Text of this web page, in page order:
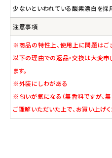
少ないといわれている酸素漂白を採
注意事項
※商品の特性上、使用上に問題はご
以下の理由での返品・交換は大変申
ます。
※外装にしわがある
※匂いが気になる（無香料ですが、無
ご理解いただいた上で、お買い上げく